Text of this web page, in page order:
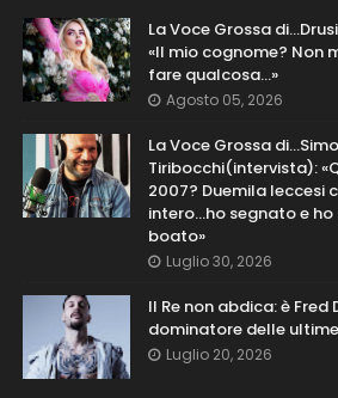
La Voce Grossa
«Il mio cognome? Non
fare qualcosa…»
Agosto 05, 2026
La Voce Grossa
Tiribocchi(intervista):
2007? Duemila leccesi
intero...ho segnato e
boato»
Luglio 30, 2026
Il Re non abdica: è
dominatore delle
Luglio 20, 2026